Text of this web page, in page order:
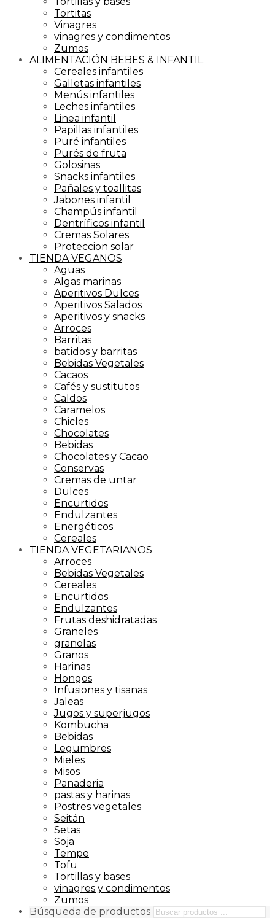
Tortitas
Vinagres
vinagres y condimentos
Zumos
ALIMENTACIÓN BEBES & INFANTIL
Cereales infantiles
Galletas infantiles
Menús infantiles
Leches infantiles
Linea infantil
Papillas infantiles
Puré infantiles
Purés de fruta
Golosinas
Snacks infantiles
Pañales y toallitas
Jabones infantil
Champús infantil
Dentríficos infantil
Cremas Solares
Proteccion solar
TIENDA VEGANOS
Aguas
Algas marinas
Aperitivos Dulces
Aperitivos Salados
Aperitivos y snacks
Arroces
Barritas
batidos y barritas
Bebidas Vegetales
Cacaos
Cafés y sustitutos
Caldos
Caramelos
Chicles
Chocolates
Bebidas
Chocolates y Cacao
Conservas
Cremas de untar
Dulces
Encurtidos
Endulzantes
Energéticos
Cereales
TIENDA VEGETARIANOS
Arroces
Bebidas Vegetales
Cereales
Encurtidos
Endulzantes
Frutas deshidratadas
Graneles
granolas
Granos
Harinas
Hongos
Infusiones y tisanas
Jaleas
Jugos y superjugos
Kombucha
Bebidas
Legumbres
Mieles
Misos
Panaderia
pastas y harinas
Postres vegetales
Seitán
Setas
Soja
Tempe
Tofu
Tortillas y bases
vinagres y condimentos
Zumos
Búsqueda de productos